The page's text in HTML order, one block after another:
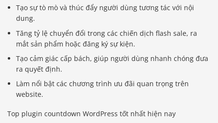
Tạo sự tò mò và thúc đẩy người dùng tương tác với nội
dung.
Tăng tỷ lệ chuyển đổi trong các chiến dịch flash sale, ra
mắt sản phẩm hoặc đăng ký sự kiện.
Tạo cảm giác cấp bách, giúp người dùng nhanh chóng đưa
ra quyết định.
Làm nổi bật các chương trình ưu đãi quan trọng trên
website.
Top plugin countdown WordPress tốt nhất hiện nay